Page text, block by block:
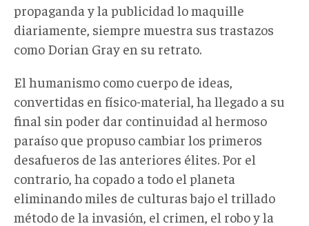
propaganda y la publicidad lo maquille
diariamente, siempre muestra sus trastazos
como Dorian Gray en su retrato.
El humanismo como cuerpo de ideas,
convertidas en físico-material, ha llegado a su
final sin poder dar continuidad al hermoso
paraíso que propuso cambiar los primeros
desafueros de las anteriores élites. Por el
contrario, ha copado a todo el planeta
eliminando miles de culturas bajo el trillado
método de la invasión, el crimen, el robo y la